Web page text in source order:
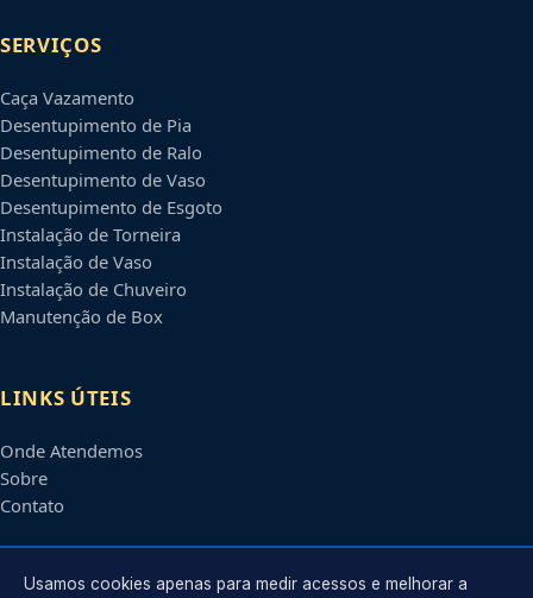
SERVIÇOS
Caça Vazamento
Desentupimento de Pia
Desentupimento de Ralo
Desentupimento de Vaso
Desentupimento de Esgoto
Instalação de Torneira
Instalação de Vaso
Instalação de Chuveiro
Manutenção de Box
LINKS ÚTEIS
Onde Atendemos
Sobre
Contato
CONTATO
Usamos cookies apenas para medir acessos e melhorar a